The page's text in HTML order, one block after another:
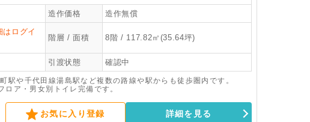
造作価格 造作無償
はログイ
階層 / 面積 8階 / 117.82㎡(35.64坪)
引渡状態 確認中
駅や千代田線湯島駅など複数の路線や駅からも徒歩圏内です。
ア・男女別トイレ完備です。
お気に入り登録 詳細を見る